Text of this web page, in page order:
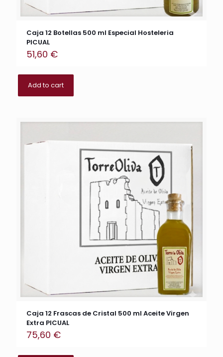
Caja 12 Botellas 500 ml Especial Hosteleria
PICUAL
51,60 €
Add to cart
Caja 12 Frascas de Cristal 500 ml Aceite Virgen
Extra PICUAL
75,60 €